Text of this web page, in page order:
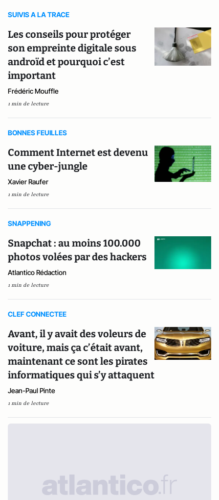
SUIVIS A LA TRACE
Les conseils pour protéger
son empreinte digitale sous
androïd et pourquoi c’est
important
Frédéric Mouffle
1 min de lecture
BONNES FEUILLES
Comment Internet est devenu
une cyber-jungle
Xavier Raufer
1 min de lecture
SNAPPENING
Snapchat : au moins 100.000
photos volées par des hackers
Atlantico Rédaction
1 min de lecture
CLEF CONNECTEE
Avant, il y avait des voleurs de
voiture, mais ça c’était avant,
maintenant ce sont les pirates
informatiques qui s’y attaquent
Jean-Paul Pinte
1 min de lecture